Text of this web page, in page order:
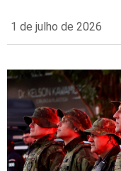
1 de julho de 2026